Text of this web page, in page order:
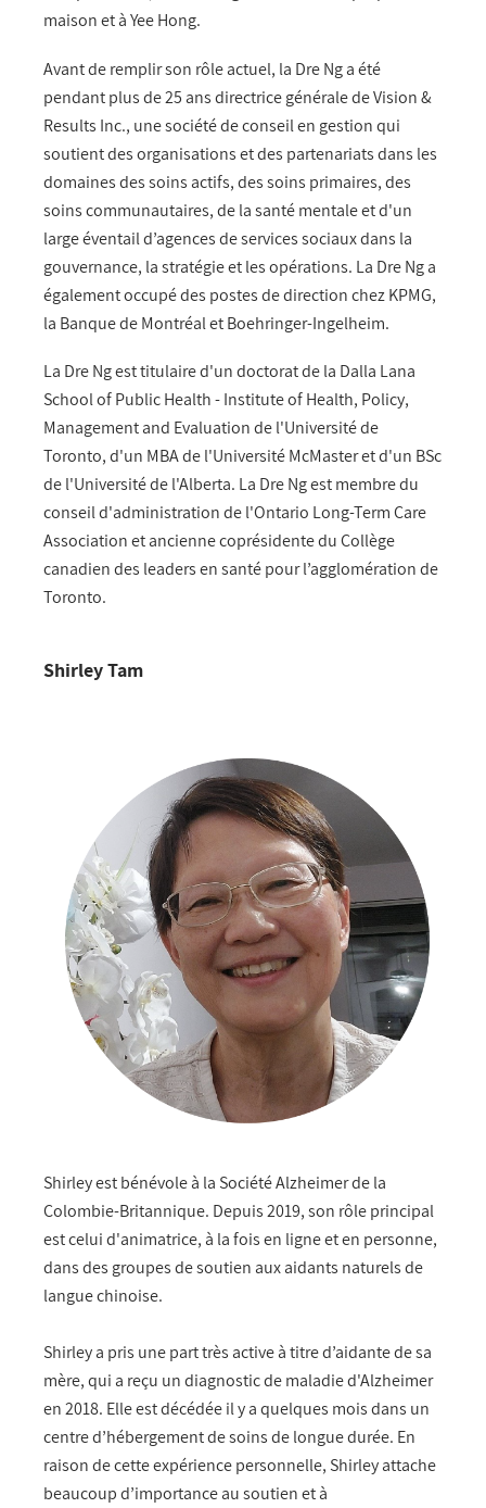
maison et à Yee Hong.
Avant de remplir son rôle actuel, la Dre Ng a été
pendant plus de 25 ans directrice générale de Vision &
Results Inc., une société de conseil en gestion qui
soutient des organisations et des partenariats dans les
domaines des soins actifs, des soins primaires, des
soins communautaires, de la santé mentale et d'un
large éventail d’agences de services sociaux dans la
gouvernance, la stratégie et les opérations. La Dre Ng a
également occupé des postes de direction chez KPMG,
la Banque de Montréal et Boehringer-Ingelheim.
La Dre Ng est titulaire d'un doctorat de la Dalla Lana
School of Public Health - Institute of Health, Policy,
Management and Evaluation de l'Université de
Toronto, d'un MBA de l'Université McMaster et d'un BSc
de l'Université de l'Alberta. La Dre Ng est membre du
conseil d'administration de l'Ontario Long-Term Care
Association et ancienne coprésidente du Collège
canadien des leaders en santé pour l’agglomération de
Toronto.
Shirley Tam
Shirley est bénévole à la Société Alzheimer de la
Colombie-Britannique. Depuis 2019, son rôle principal
est celui d'animatrice, à la fois en ligne et en personne,
dans des groupes de soutien aux aidants naturels de
langue chinoise.
Shirley a pris une part très active à titre d’aidante de sa
mère, qui a reçu un diagnostic de maladie d'Alzheimer
en 2018. Elle est décédée il y a quelques mois dans un
centre d’hébergement de soins de longue durée. En
raison de cette expérience personnelle, Shirley attache
beaucoup d’importance au soutien et à